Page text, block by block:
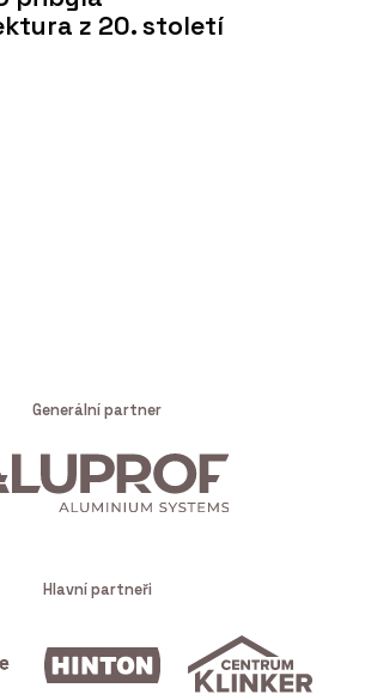
z 20. století
Generální partner
Hlavní partneři